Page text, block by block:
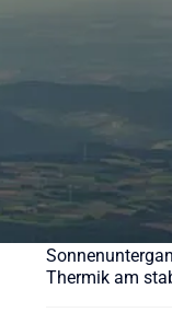
verschiedene
sehen Sie sich
90 Minuten,
Vorbereitung
Wann ist die
Ballonfahrten
Thermik am